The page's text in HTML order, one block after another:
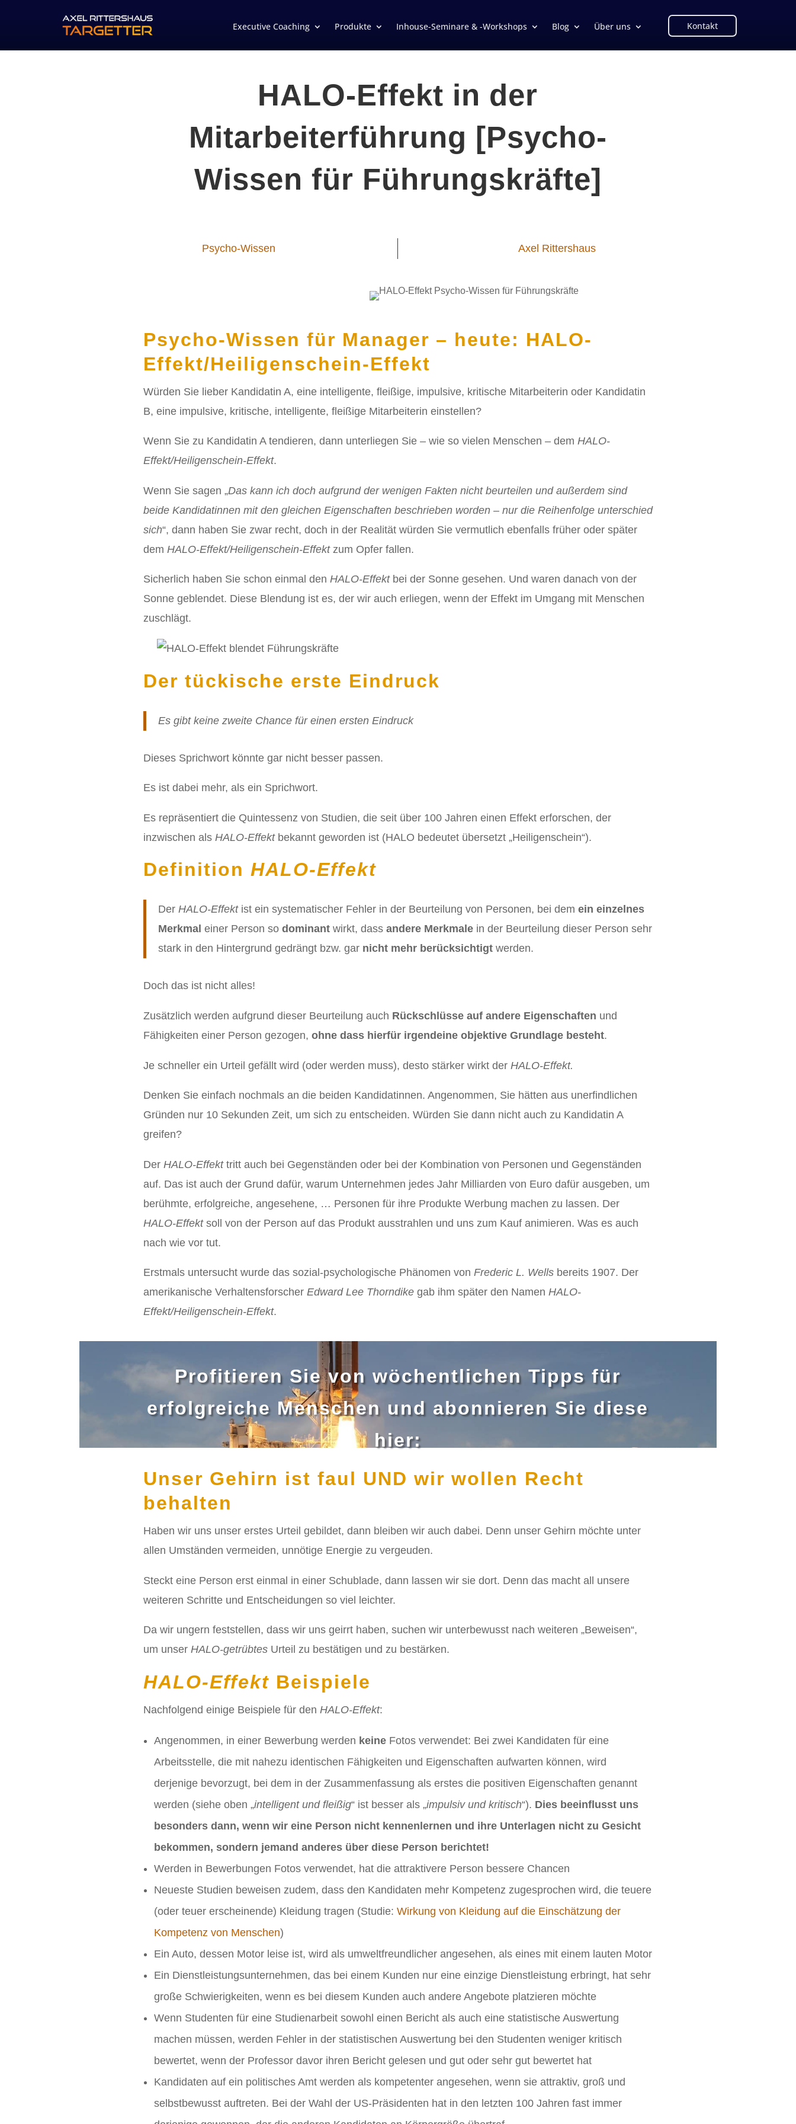
Executive Coaching Produkte Inhouse-Seminare & -Workshops Blog Über uns Kontakt
HALO-Effekt in der
Mitarbeiterführung [Psycho-
Wissen für Führungskräfte]
Psycho-Wissen Axel Rittershaus
Psycho-Wissen für Manager – heute: HALO-
Effekt/Heiligenschein-Effekt
Würden Sie lieber Kandidatin A, eine intelligente, fleißige, impulsive, kritische Mitarbeiterin oder Kandidatin
B, eine impulsive, kritische, intelligente, fleißige Mitarbeiterin einstellen?
Wenn Sie zu Kandidatin A tendieren, dann unterliegen Sie – wie so vielen Menschen – dem HALO-
Effekt/Heiligenschein-Effekt.
Wenn Sie sagen „Das kann ich doch aufgrund der wenigen Fakten nicht beurteilen und außerdem sind
beide Kandidatinnen mit den gleichen Eigenschaften beschrieben worden – nur die Reihenfolge unterschied
sich“, dann haben Sie zwar recht, doch in der Realität würden Sie vermutlich ebenfalls früher oder später
dem HALO-Effekt/Heiligenschein-Effekt zum Opfer fallen.
Sicherlich haben Sie schon einmal den HALO-Effekt bei der Sonne gesehen. Und waren danach von der
Sonne geblendet. Diese Blendung ist es, der wir auch erliegen, wenn der Effekt im Umgang mit Menschen
zuschlägt.
Der tückische erste Eindruck
Es gibt keine zweite Chance für einen ersten Eindruck
Dieses Sprichwort könnte gar nicht besser passen.
Es ist dabei mehr, als ein Sprichwort.
Es repräsentiert die Quintessenz von Studien, die seit über 100 Jahren einen Effekt erforschen, der
inzwischen als HALO-Effekt bekannt geworden ist (HALO bedeutet übersetzt „Heiligenschein“).
Definition HALO-Effekt
Der HALO-Effektist ein systematischer Fehler in der Beurteilung von Personen, bei dem ein einzelnes
Merkmal einer Person so dominantwirkt, dass andere Merkmalein der Beurteilung dieser Person sehr
stark in den Hintergrund gedrängt bzw. gar nicht mehr berücksichtigtwerden.
Doch das ist nicht alles!
Zusätzlich werden aufgrund dieser Beurteilung auch Rückschlüsse auf andere Eigenschaften und
Fähigkeiten einer Person gezogen, ohne dass hierfür irgendeine objektive Grundlage besteht.
Je schneller ein Urteil gefällt wird (oder werden muss), desto stärker wirkt der HALO-Effekt.
Denken Sie einfach nochmals an die beiden Kandidatinnen. Angenommen, Sie hätten aus unerfindlichen
Gründen nur 10 Sekunden Zeit, um sich zu entscheiden. Würden Sie dann nicht auch zu Kandidatin A
greifen?
Der HALO-Effekttritt auch bei Gegenständen oder bei der Kombination von Personen und Gegenständen
auf. Das ist auch der Grund dafür, warum Unternehmen jedes Jahr Milliarden von Euro dafür ausgeben, um
berühmte, erfolgreiche, angesehene, … Personen für ihre Produkte Werbung machen zu lassen. Der
HALO-Effektsoll von der Person auf das Produkt ausstrahlen und uns zum Kauf animieren. Was es auch
nach wie vor tut.
Erstmals untersucht wurde das sozial-psychologische Phänomen von Frederic L. Wells bereits 1907. Der
amerikanische Verhaltensforscher Edward Lee Thorndike gab ihm später den Namen HALO-
Effekt/Heiligenschein-Effekt.
Profitieren Sie von wöchentlichen Tipps für
erfolgreiche Menschen und abonnieren Sie diese
hier:
Unser Gehirn ist faul UND wir wollen Recht
behalten
Haben wir uns unser erstes Urteil gebildet, dann bleiben wir auch dabei. Denn unser Gehirn möchte unter
allen Umständen vermeiden, unnötige Energie zu vergeuden.
Steckt eine Person erst einmal in einer Schublade, dann lassen wir sie dort. Denn das macht all unsere
weiteren Schritte und Entscheidungen so viel leichter.
Da wir ungern feststellen, dass wir uns geirrt haben, suchen wir unterbewusst nach weiteren „Beweisen“,
um unser HALO-getrübtesUrteil zu bestätigen und zu bestärken.
HALO-Effekt Beispiele
Nachfolgend einige Beispiele für den HALO-Effekt:
Angenommen, in einer Bewerbung werden keineFotos verwendet: Bei zwei Kandidaten für eine
Arbeitsstelle, die mit nahezu identischen Fähigkeiten und Eigenschaften aufwarten können, wird
derjenige bevorzugt, bei dem in der Zusammenfassung als erstes die positiven Eigenschaften genannt
werden (siehe oben „intelligent und fleißig“ ist besser als „impulsiv und kritisch“). Dies beeinflusst uns
besonders dann, wenn wir eine Person nicht kennenlernen und ihre Unterlagen nicht zu Gesicht
bekommen, sondern jemand anderes über diese Person berichtet!
Werden in Bewerbungen Fotos verwendet, hat die attraktivere Person bessere Chancen
Neueste Studien beweisen zudem, dass den Kandidaten mehr Kompetenz zugesprochen wird, die teuere
(oder teuer erscheinende) Kleidung tragen (Studie: Wirkung von Kleidung auf die Einschätzung der
Kompetenz von Menschen)
Ein Auto, dessen Motor leise ist, wird als umweltfreundlicher angesehen, als eines mit einem lauten Motor
Ein Dienstleistungsunternehmen, das bei einem Kunden nur eine einzige Dienstleistung erbringt, hat sehr
große Schwierigkeiten, wenn es bei diesem Kunden auch andere Angebote platzieren möchte
Wenn Studenten für eine Studienarbeit sowohl einen Bericht als auch eine statistische Auswertung
machen müssen, werden Fehler in der statistischen Auswertung bei den Studenten weniger kritisch
bewertet, wenn der Professor davor ihren Bericht gelesen und gut oder sehr gut bewertet hat
Kandidaten auf ein politisches Amt werden als kompetenter angesehen, wenn sie attraktiv, groß und
selbstbewusst auftreten. Bei der Wahl der US-Präsidenten hat in den letzten 100 Jahren fast immer